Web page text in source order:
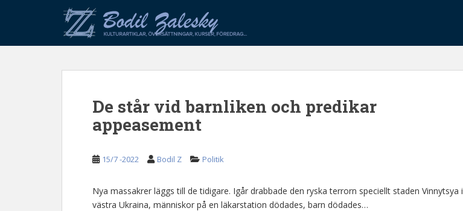
p
De står vid barnliken och predikar
appeasement
15/7 -2022 Bodil Z Politik
Nya massakrer läggs till de tidigare. Igår drabbade den ryska terrorn speciellt staden Vinnytsya i
västra Ukraina, människor på en läkarstation dödades, barn dödades…